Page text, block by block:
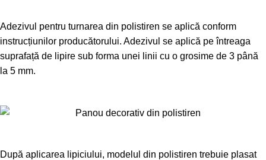
Adezivul pentru turnarea din polistiren se aplică conform
instrucțiunilor producătorului. Adezivul se aplică pe întreaga
suprafață de lipire sub forma unei linii cu o grosime de 3 până
la 5 mm.
După aplicarea lipiciului, modelul din polistiren trebuie plasat